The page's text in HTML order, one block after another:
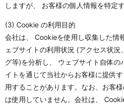
しますが、 お客様の個人情報を特定
(3) Cookie の利用目的
会社は、 Cookieを使用し収集した情
ェブサイトの利用状況 (アクセス状
グ等)を分析し、 ウェブサイト自体の
イトを通じて当社からお客様に提供
用することがあります。なお、お客
は使用していません。会社は、